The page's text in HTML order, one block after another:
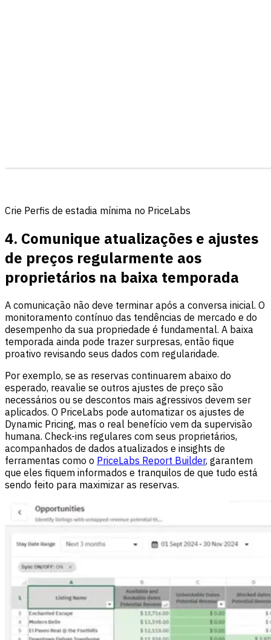
Crie Perfis de estadia mínima no PriceLabs
4. Comunique atualizações e ajustes
de preços regularmente aos
proprietários na baixa temporada
A comunicação não deve terminar após a conversa inicial. O
monitoramento contínuo das tendências de mercado e do
desempenho da sua propriedade é fundamental. A baixa
temporada ainda pode trazer surpresas, então fique
proativo revisando seus dados com regularidade.
Por exemplo, se as reservas continuarem abaixo do
esperado, reavalie se outros ajustes de preço são
necessários ou se descontos mais agressivos devem ser
aplicados. O PriceLabs pode automatizar os ajustes de
Dynamic Pricing, mas o real benefício vem da supervisão
humana. Check-ins regulares com seus proprietários,
acompanhados de dados atualizados e insights de
ferramentas como o PriceLabs Report Builder, garantem
que eles fiquem informados e tranquilos de que tudo está
sendo feito para maximizar as reservas.